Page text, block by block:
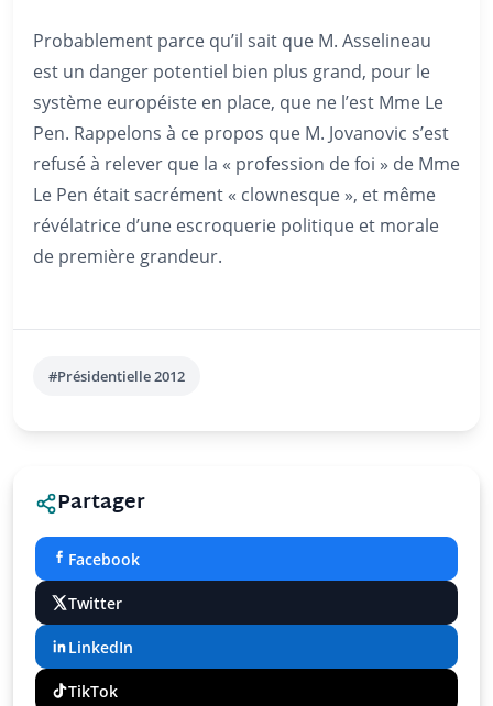
Probablement parce qu’il sait que M. Asselineau
est un danger potentiel bien plus grand, pour le
système européiste en place, que ne l’est Mme Le
Pen. Rappelons à ce propos que M. Jovanovic s’est
refusé à relever que la « profession de foi » de Mme
Le Pen était sacrément « clownesque », et même
révélatrice d’une escroquerie politique et morale
de première grandeur.
#Présidentielle 2012
Partager
Facebook
Twitter
LinkedIn
TikTok